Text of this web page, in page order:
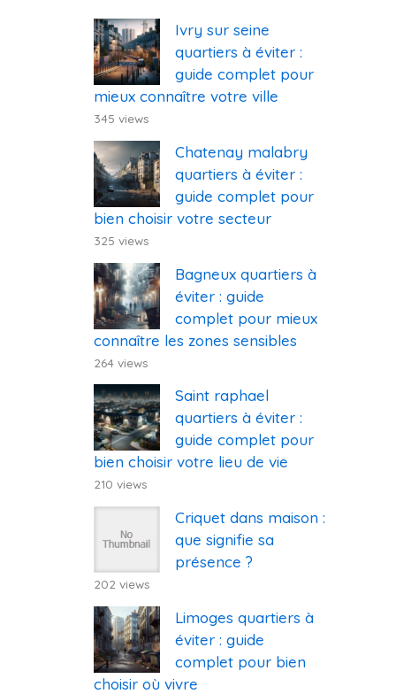
Ivry sur seine
quartiers à éviter :
guide complet pour
mieux connaître votre ville
345 views
Chatenay malabry
quartiers à éviter :
guide complet pour
bien choisir votre secteur
325 views
Bagneux quartiers à
éviter : guide
complet pour mieux
connaître les zones sensibles
264 views
Saint raphael
quartiers à éviter :
guide complet pour
bien choisir votre lieu de vie
210 views
Criquet dans maison :
que signifie sa
présence ?
202 views
Limoges quartiers à
éviter : guide
complet pour bien
choisir où vivre